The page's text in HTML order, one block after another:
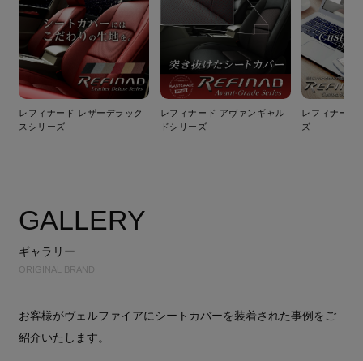
レフィナード レザーデラック
スシリーズ
レフィナード アヴァンギャル
ドシリーズ
レフィナード
ズ
GALLERY
ギャラリー
ORIGINAL BRAND
お客様がヴェルファイアにシートカバーを装着された事例をご
紹介いたします。